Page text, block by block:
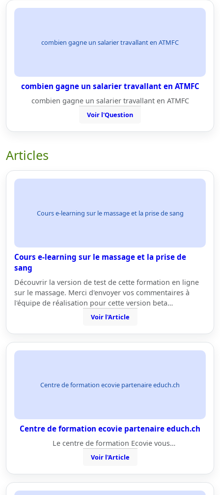
combien gagne un salarier travallant en ATMFC
combien gagne un salarier travallant en ATMFC
combien gagne un salarier travallant en ATMFC
Voir l'Question
Articles
Cours e-learning sur le massage et la prise de sang
Cours e-learning sur le massage et la prise de
sang
Découvrir la version de test de cette formation en ligne
sur le massage. Merci d'envoyer vos commentaires à
l'équipe de réalisation pour cette version beta…
Voir l'Article
Centre de formation ecovie partenaire educh.ch
Centre de formation ecovie partenaire educh.ch
Le centre de formation Ecovie vous…
Voir l'Article